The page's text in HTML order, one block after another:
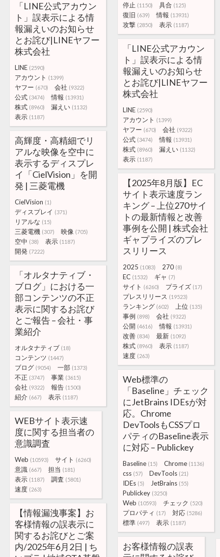
停止 (1150) 具合 (125)
復旧 (639) 情報 (13931)
攻撃 (2850) 表示 (1187)
「LINE公式アカウン
ト」誤表示による情
報漏えいのお知らせ
とお詫び|LINEヤフー
株式会社
LINE (2590)
アカウント (1399)
ヤフー (670) 会社 (9322)
公式 (3474) 情報 (13931)
株式 (8960) 漏えい (1132)
表示 (1187)
「LINE公式アカウン
ト」誤表示による情
報漏えいのお知らせ
とお詫び|LINEヤフー
株式会社
LINE (2590)
アカウント (1399)
ヤフー (670) 会社 (9322)
公式 (3474) 情報 (13931)
株式 (8960) 漏えい (1132)
表示 (1187)
高輝度・高精細でリ
アルな映像を空中に
表示するディスプレ
イ「CielVision」を開
発 | 三菱電機
CielVision (1)
ディスプレイ (371)
リアルな (15)
三菱電機 (307) 映像 (705)
空中 (38) 表示 (1187)
開発 (7222)
【2025年8月版】EC
サイト表示速度ラン
キング – 上位270サイ
トの最新情報と改善
事例を公開 | 株式会社
ギャプライズのプレ
スリリース
2025 (1083) 270 (8)
EC (1532) ギャ (7)
サイト (6260) プライズ (17)
プレスリリース (19523)
ランキング (602) 上位 (135)
事例 (898) 会社 (9322)
公開 (4616) 情報 (13931)
改善 (834) 最新 (1092)
株式 (8960) 表示 (1187)
速度 (263)
「オルタナティブ・
ブログ」における一
部コンテンツの不正
表示に関するお詫び
とご報告 – 会社・事
業紹介
オルタナティブ (18)
コンテンツ (1447)
ブログ (9054) 一部 (1373)
不正 (3747) 事業 (3615)
会社 (9322) 報告 (1500)
紹介 (667) 表示 (1187)
Web標準の
「Baseline」チェック
にJetBrains IDEsが対
応。Chrome
DevToolsもCSSプロ
パティのBaseline表示
に対応 – Publickey
Baseline (15) Chrome (1136)
css (57) DevTools (21)
IDEs (5) JetBrains (55)
Publickey (3250)
Web (10593) チェック (520)
プロパティ (17) 対応 (5286)
標準 (497) 表示 (1187)
WEBサイト表示速
度に関する担当者の
意識調査
Web (10593) サイト (6260)
意識 (667) 担当 (181)
表示 (1187) 調査 (5801)
速度 (263)
【情報漏洩事案】お
客様情報の誤表示に
関するお詫びとご案
内/2025年6月2日 | ち
お客様情報の誤表